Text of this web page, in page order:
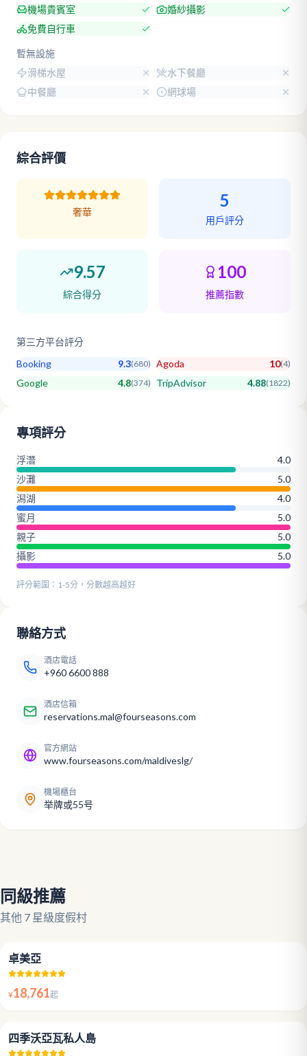
機場貴賓室
婚紗攝影
免費自行車
暫無設施
滑梯水屋
水下餐廳
中餐廳
網球場
綜合評價
奢華
5
用戶評分
9.57
綜合得分
100
推薦指數
第三方平台評分
Booking 9.3(680) Agoda 10(4)
Google 4.8(374) TripAdvisor 4.88(1822)
專項評分
浮潛
4.0
沙灘
5.0
潟湖
4.0
蜜月
5.0
親子
5.0
攝影
5.0
評分範圍：1-5分，分數越高越好
聯絡方式
酒店電話
+960 6600 888
酒店信箱
reservations.mal@fourseasons.com
官方網站
www.fourseasons.com/maldiveslg/
機場櫃台
举牌或55号
同級推薦
其他 7 星級度假村
卓美亞
¥18,761起
四季沃亞瓦私人島